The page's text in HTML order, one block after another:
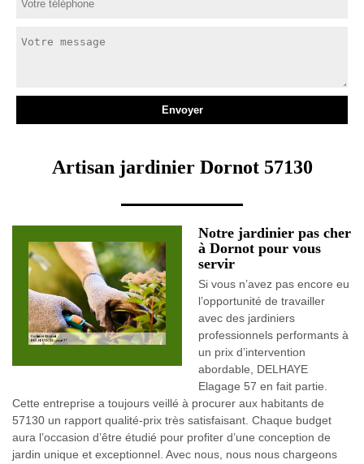
Artisan jardinier Dornot 57130
Notre jardinier pas cher
à Dornot pour vous
servir
Si vous n’avez pas encore eu
l’opportunité de travailler
avec des jardiniers
professionnels performants à
un prix d’intervention
abordable, DELHAYE
Elagage 57 en fait partie.
Cette entreprise a toujours veillé à procurer aux habitants de
57130 un rapport qualité-prix très satisfaisant. Chaque budget
aura l’occasion d’être étudié pour profiter d’une conception de
jardin unique et exceptionnel. Avec nous, nous nous chargeons